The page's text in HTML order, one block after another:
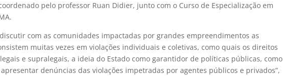
pelo professor Ruan Didier, junto com o Curso de Especialização em
com as comunidades impactadas por grandes empreendimentos as
muitas vezes em violações individuais e coletivas, como quais os direitos
e supralegais, a ideia do Estado como garantidor de políticas públicas, como
denúncias das violações impetradas por agentes públicos e privados”,